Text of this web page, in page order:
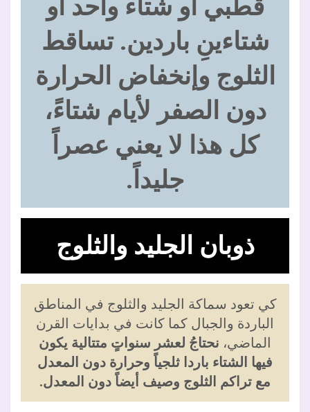
قطبي أو شتاء واحد أو
شتاءينِ باردين. تساقط
الثلوج وإنخفاض الحرارة
دون الصفر لأيام شتاءً،
كل هذا لا يعني عصراً
جليداً.
ذوبان الجليد والثلوج
كي تعود سماكة الجليد والثلوج في المناطق
الباردة والجبال كما كانت في بدايات القرن
الماضي، نحتاجُ لعشر سنواتٍ متتالية يكون
فيها الشتاء باردا ثلجياً وحرارة دون المعدل
مع تراكم الثلوج وصيف أيضاً دون المعدل.